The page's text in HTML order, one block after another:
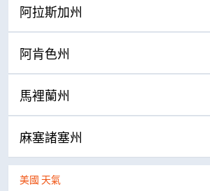
阿拉斯加州
阿肯色州
馬裡蘭州
麻塞諸塞州
美國 天氣